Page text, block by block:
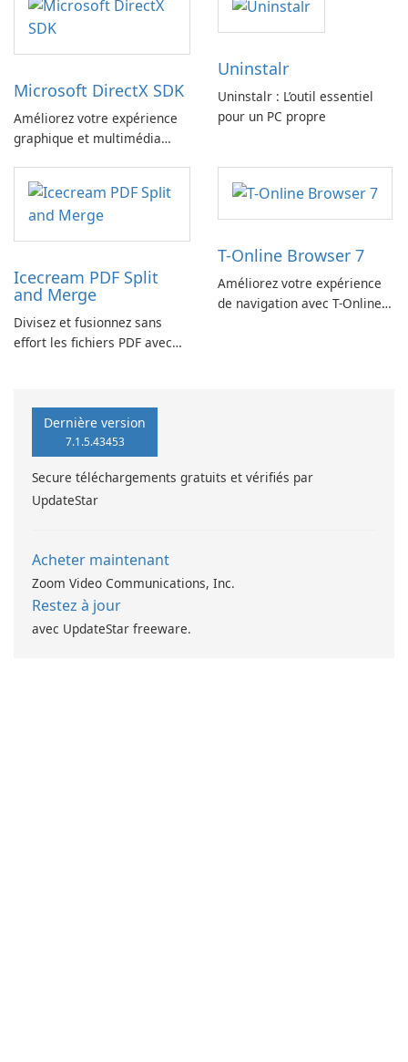
Microsoft DirectX SDK
Améliorez votre expérience
graphique et multimédia
Uninstalr
Uninstalr : L’outil essentiel
pour un PC propre
Icecream PDF Split
and Merge
Divisez et fusionnez sans
effort les fichiers PDF avec
T-Online Browser 7
Améliorez votre expérience
de navigation avec T-Online
Dernière version
7.1.5.43453
Secure téléchargements gratuits et vérifiés par
UpdateStar
Acheter maintenant
Zoom Video Communications, Inc.
Restez à jour
avec UpdateStar freeware.